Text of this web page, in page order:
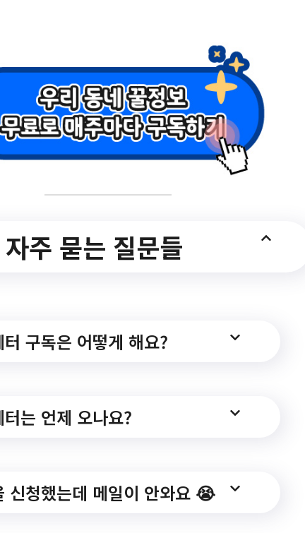
방학행사 1+1년 특
학행사 1+1년 특별 도서대출/?
직원 채용 (~07.25)
직원 채용 (~07.25)/?
자주 묻는 질문들
터 구독은 어떻게 해요?
터는 언제 오나요?
신청했는데 메일이 안와요 😭